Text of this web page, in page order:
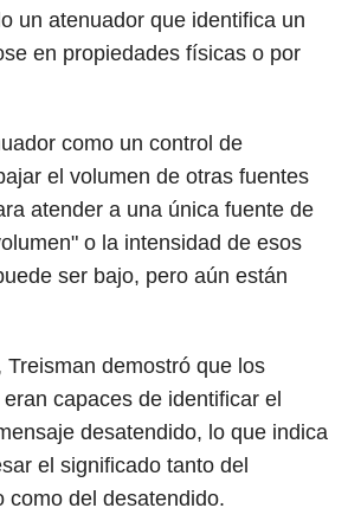
un atenuador que identifica un
en propiedades físicas o por
como un control de
el volumen de otras fuentes
atender a una única fuente de
o la intensidad de esos
ser bajo, pero aún están
Treisman demostró que los
capaces de identificar el
desatendido, lo que indica
el significado tanto del
como del desatendido.